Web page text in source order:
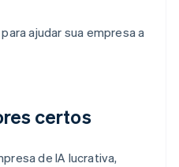
ajudar sua empresa a
certos
de IA lucrativa,